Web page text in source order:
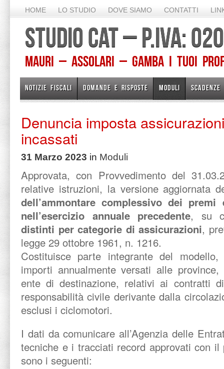
HOME LO STUDIO DOVE SIAMO CONTATTI
STUDIO CAT – P.IVA:
Mauri – Assolari – Gamba I TUOI
NOTIZIE FISCALI DOMANDE E RISPOSTE MODULI SCADENZE
Denuncia imposta
incassati
31 Marzo 2023 in Moduli
Approvata, con Provvedimento del
relative istruzioni, la versione aggiornata
dell’ammontare complessivo dei
nell’esercizio annuale precedente, su
distinti per categorie di assicurazioni,
legge 29 ottobre 1961, n. 1216.
Costituisce parte integrante del
importi annualmente versati alle
ente di destinazione, relativi ai contratti
responsabilità civile derivante dalla
esclusi i ciclomotori.
I dati da comunicare all’Agenzia delle
tecniche e i tracciati record approvati con il
sono i seguenti: